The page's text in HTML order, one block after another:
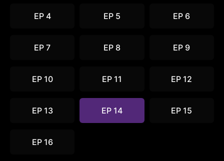
EP 4 EP 5 EP 6
EP 7 EP 8 EP 9
EP 10 EP 11 EP 12
EP 13 EP 14 EP 15
EP 16